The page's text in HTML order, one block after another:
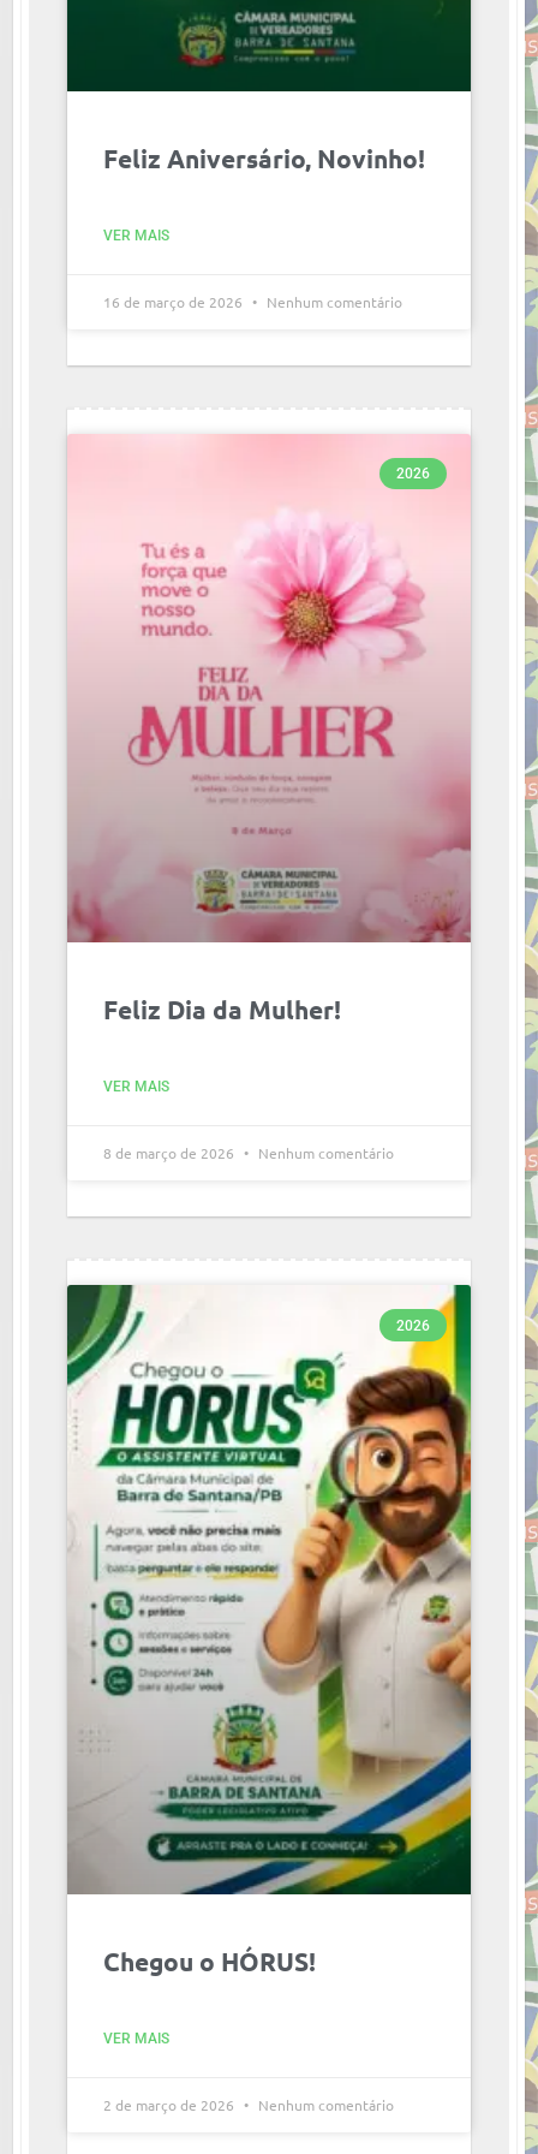
Feliz Aniversário, Novinho!
VER MAIS
16 de março de 2026 Nenhum comentário
2026
Feliz Dia da Mulher!
VER MAIS
8 de março de 2026 Nenhum comentário
2026
Chegou o HÓRUS!
VER MAIS
2 de março de 2026 Nenhum comentário